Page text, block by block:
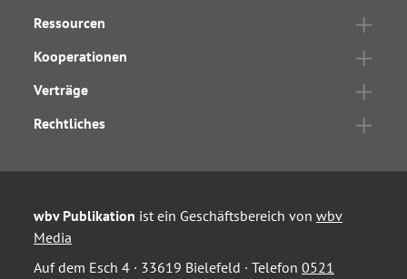
Ressourcen
Kooperationen
Verträge
Rechtliches
wbv Publikation ist ein Geschäftsbereich von wbv
Media
Auf dem Esch 4 · 33619 Bielefeld · Telefon 0521